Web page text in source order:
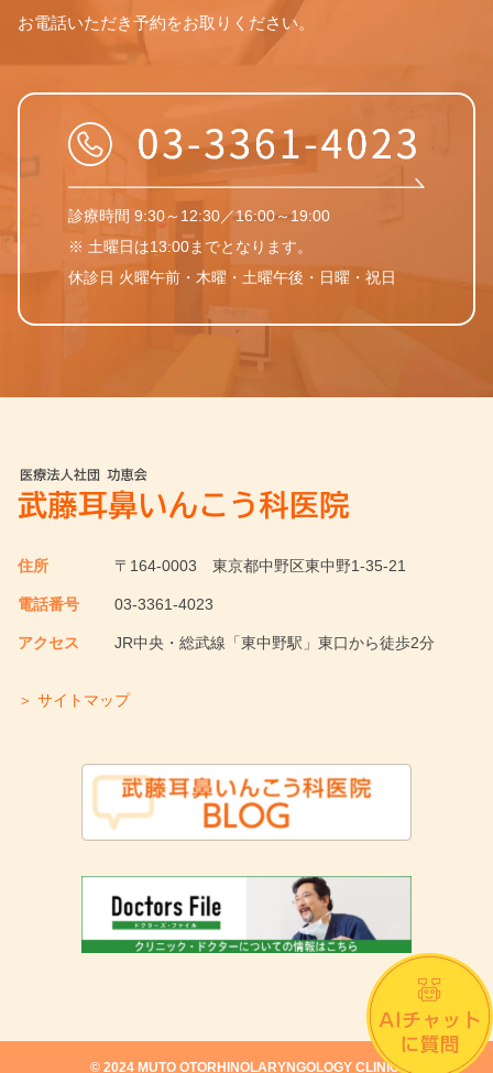
お電話いただき予約をお取りください。
診療時間 9:30～12:30／16:00～19:00
※ 土曜日は13:00までとなります。
休診日 火曜午前・木曜・土曜午後・日曜・祝日
住所 〒164-0003 東京都中野区東中野1-35-21
電話番号 03-3361-4023
アクセス JR中央・総武線「東中野駅」東口から徒歩2分
＞ サイトマップ
©︎ 2024 MUTO OTORHINOLARYNGOLOGY CLINIC.